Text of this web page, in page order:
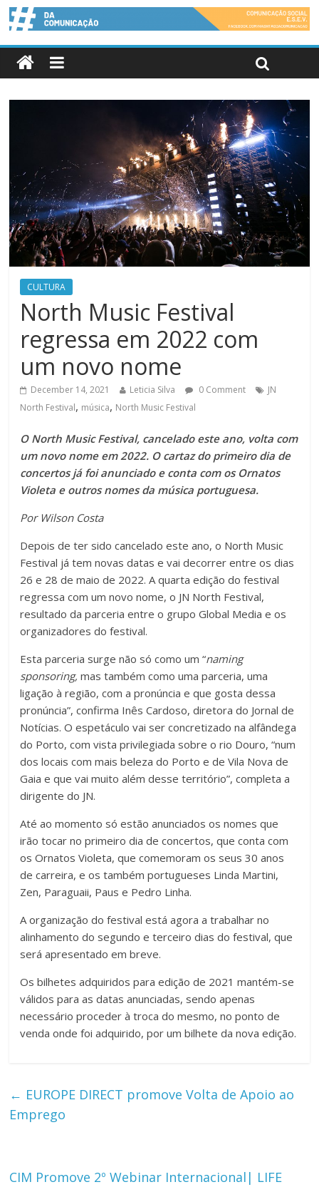
CULTURA
North Music Festival
regressa em 2022 com
um novo nome
December 14, 2021 Leticia Silva 0 Comment
JN
North Festival, música, North Music Festival
O North Music Festival, cancelado este ano, volta com
um novo nome em 2022. O cartaz do primeiro dia de
concertos já foi anunciado e conta com os Ornatos
Violeta e outros nomes da música portuguesa.
Por Wilson Costa
Depois de ter sido cancelado este ano, o North Music
Festival já tem novas datas e vai decorrer entre os dias
26 e 28 de maio de 2022. A quarta edição do festival
regressa com um novo nome, o JN North Festival,
resultado da parceria entre o grupo Global Media e os
organizadores do festival.
Esta parceria surge não só como um “naming
sponsoring,mas também como uma parceria, uma
ligação à região, com a pronúncia e que gosta dessa
pronúncia”, confirma Inês Cardoso, diretora do Jornal de
Notícias. O espetáculo vai ser concretizado na alfândega
do Porto, com vista privilegiada sobre o rio Douro, “num
dos locais com mais beleza do Porto e de Vila Nova de
Gaia e que vai muito além desse território”, completa a
dirigente do JN.
Até ao momento só estão anunciados os nomes que
irão tocar no primeiro dia de concertos, que conta com
os Ornatos Violeta, que comemoram os seus 30 anos
de carreira, e os também portugueses Linda Martini,
Zen, Paraguaii, Paus e Pedro Linha.
A organização do festival está agora a trabalhar no
alinhamento do segundo e terceiro dias do festival, que
será apresentado em breve.
Os bilhetes adquiridos para edição de 2021 mantém-se
válidos para as datas anunciadas, sendo apenas
necessário proceder à troca do mesmo, no ponto de
venda onde foi adquirido, por um bilhete da nova edição.
← EUROPE DIRECT promove Volta de Apoio ao
Emprego
CIM Promove 2º Webinar Internacional| LIFE